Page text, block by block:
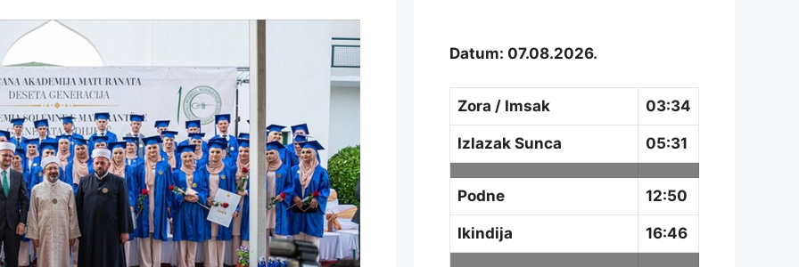
Datum: 07.08.2026.
Zora / Imsak 03:34
Izlazak Sunca 05:31
Podne 12:50
Ikindija 16:46